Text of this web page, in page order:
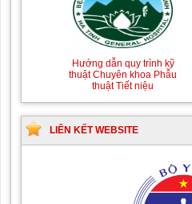
Hướng dẫn quy trình kỹ
thuật Chuyên khoa Phẫu
thuật Tiết niệu
LIÊN KẾT WEBSITE